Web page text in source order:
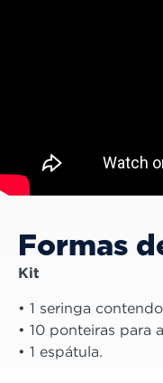
Formas
Kit
• 1 seringa
• 10 ponteiras para
• 1 espátula.